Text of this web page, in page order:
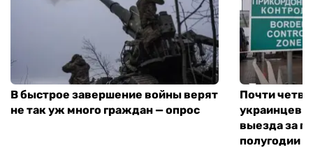
В быстрое завершение войны верят
не так уж много граждан — опрос
Почти
украинцев
выезда за
полугодии